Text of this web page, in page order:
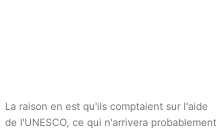
La raison en est qu'ils comptaient sur l'aide
de l'UNESCO, ce qui n'arrivera probablement